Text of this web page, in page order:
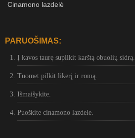
Cinamono lazdelė
PARUOŠIMAS:
Į kavos taurę supilkit karštą obuolių sidrą.
Tuomet pilkit likerį ir romą.
Išmaišykite.
Puoškite cinamono lazdele.